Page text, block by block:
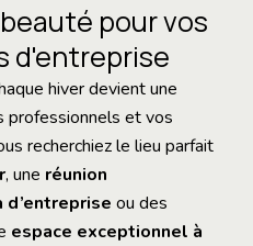
pour vos
d'entreprise
hiver devient une
professionnels et vos
recherchiez le lieu parfait
, une réunion
d’entreprise ou des
espace exceptionnel à